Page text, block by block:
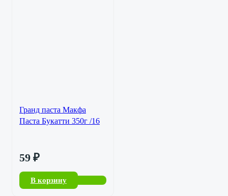
Гранд паста Макфа
Паста Букатти 350г /16
59 ₽
В корзину